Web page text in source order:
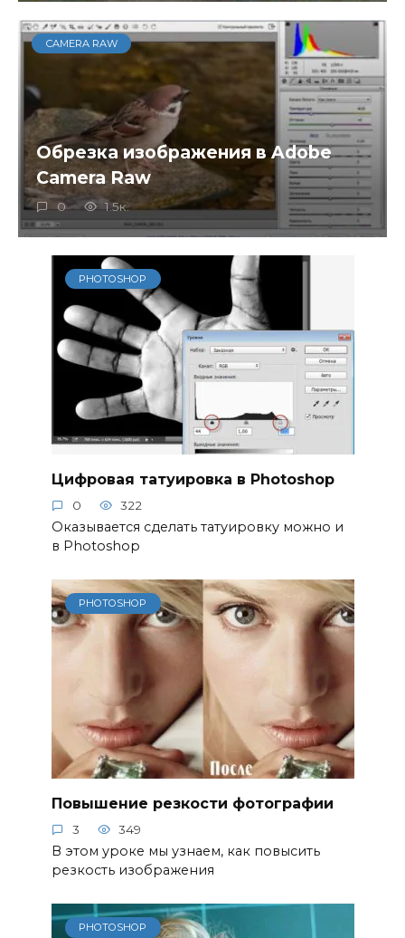
CAMERA RAW
Обрезка изображения в Adobe
Camera Raw
0 1.5к.
PHOTOSHOP
Цифровая татуировка в Photoshop
0 322
Оказывается сделать татуировку можно и
в Photoshop
PHOTOSHOP
Повышение резкости фотографии
3 349
В этом уроке мы узнаем, как повысить
резкость изображения
PHOTOSHOP